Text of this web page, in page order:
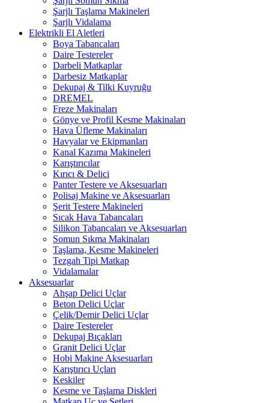
Şarjlı Taşlama Makineleri
Şarjlı Vidalama
Elektrikli El Aletleri
Boya Tabancaları
Daire Testereler
Darbeli Matkaplar
Darbesiz Matkaplar
Dekupaj & Tilki Kuyruğu
DREMEL
Freze Makinaları
Gönye ve Profil Kesme Makinaları
Hava Üfleme Makinaları
Havyalar ve Ekipmanları
Kanal Kazıma Makineleri
Karıştırıcılar
Kırıcı & Delici
Panter Testere ve Aksesuarları
Polisaj Makine ve Aksesuarları
Şerit Testere Makineleri
Sıcak Hava Tabancaları
Silikon Tabancaları ve Aksesuarları
Somun Sıkma Makinaları
Taşlama, Kesme Makineleri
Tezgah Tipi Matkap
Vidalamalar
Aksesuarlar
Ahşap Delici Uçlar
Beton Delici Uçlar
Çelik/Demir Delici Uçlar
Daire Testereler
Dekupaj Bıçakları
Granit Delici Uçlar
Hobi Makine Aksesuarları
Karıştırıcı Uçları
Keskiler
Kesme ve Taşlama Diskleri